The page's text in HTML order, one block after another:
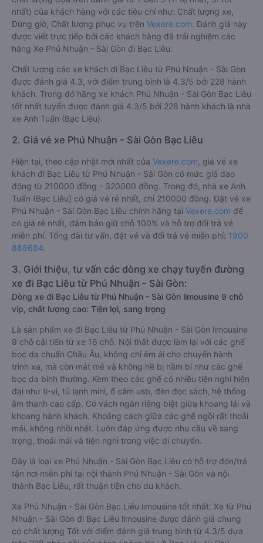
nhất) của khách hàng với các tiêu chí như: Chất lượng xe,
Đúng giờ, Chất lượng phục vụ trên Vexere.com. Đánh giá này
được viết trực tiếp bởi các khách hàng đã trải nghiệm các
hãng Xe Phú Nhuận - Sài Gòn đi Bạc Liêu.
Chất lượng các xe khách đi Bạc Liêu từ Phú Nhuận - Sài Gòn
được đánh giá 4.3, với điểm trung bình là 4.3/5 bởi 228 hành
khách. Trong đó hãng xe khách Phú Nhuận - Sài Gòn Bạc Liêu
tốt nhất tuyến được đánh giá 4.3/5 bởi 228 hành khách là nhà
xe Anh Tuấn (Bạc Liêu).
2. Giá vé xe Phú Nhuận - Sài Gòn Bạc Liêu
Hiện tại, theo cập nhật mới nhất của Vexere.com , giá vé xe
khách đi Bạc Liêu từ Phú Nhuận - Sài Gòn có mức giá dao
động từ 210000 đồng - 320000 đồng. Trong đó, nhà xe Anh
Tuấn (Bạc Liêu) có giá vé rẻ nhất, chỉ 210000 đồng. Đặt vé xe
Phú Nhuận - Sài Gòn Bạc Liêu chính hãng tại Vexere.com để
có giá rẻ nhất, đảm bảo giữ chỗ 100% và hỗ trợ đổi trả vé
miễn phí. Tổng đài tư vấn, đặt vé và đổi trả vé miễn phí: 1900
888684.
3. Giới thiệu, tư vấn các dòng xe chạy tuyến đường
xe đi Bạc Liêu từ Phú Nhuận - Sài Gòn:
Dòng xe đi Bạc Liêu từ Phú Nhuận - Sài Gòn limousine 9 chỗ
vip, chất lượng cao: Tiện lợi, sang trọng
Là sản phẩm xe đi Bạc Liêu từ Phú Nhuận - Sài Gòn limousine
9 chỗ cải tiến từ xe 16 chỗ. Nội thất được làm lại với các ghế
bọc da chuẩn Châu Âu, không chỉ êm ái cho chuyến hành
trình xa, mà còn mát mẻ và không hề bị hầm bí như các ghế
bọc da bình thường. Kèm theo các ghế có nhiều tiện nghi hiện
đại như ti-vi, tủ lạnh mini, ổ cắm usb, đèn đọc sách, hệ thống
âm thanh cao cấp. Có vách ngăn riêng biệt giữa khoang lái và
khoang hành khách. Khoảng cách giữa các ghế ngồi rất thoải
mái, không nhồi nhét. Luôn đáp ứng được nhu cầu về sang
trọng, thoải mái và tiện nghi trong việc di chuyển.
Đây là loại xe Phú Nhuận - Sài Gòn Bạc Liêu có hỗ trợ đón/trả
tận nơi miễn phí tại nội thành Phú Nhuận - Sài Gòn và nội
thành Bạc Liêu, rất thuận tiện cho du khách.
Xe Phú Nhuận - Sài Gòn Bạc Liêu limousine tốt nhất: Xe từ Phú
Nhuận - Sài Gòn đi Bạc Liêu limousine được đánh giá chung
có chất lượng Tốt với điểm đánh giá trung bình từ 4.3/5 dựa